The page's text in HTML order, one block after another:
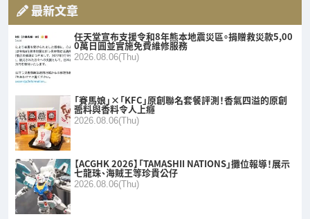
最新文章
任天堂宣布支援令和8年熊本地震災區。捐贈救災款5,00
0萬日圓並實施免費維修服務
2026.08.06(Thu)
「賽馬娘」×「KFC」原創聯名套餐評測！香氣四溢的原創
醬料與香料令人上癮
2026.08.06(Thu)
【ACGHK 2026】「TAMASHII NATIONS」攤位報導！展示
七龍珠、海賊王等珍貴公仔
2026.08.06(Thu)